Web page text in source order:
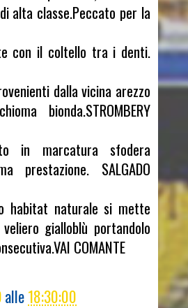
alta classe.Peccato per la
con il coltello tra i denti.
dalla vicina arezzo
bionda.STROMBERY
in marcatura sfodera
prestazione. SALGADO
habitat naturale si mette
gialloblù portandolo
COMANTE
alle18:30:00